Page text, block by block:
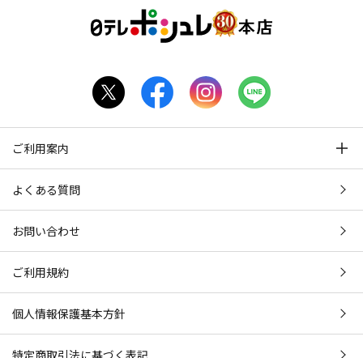
ご利用案内
よくある質問
お問い合わせ
ご利用規約
個人情報保護基本方針